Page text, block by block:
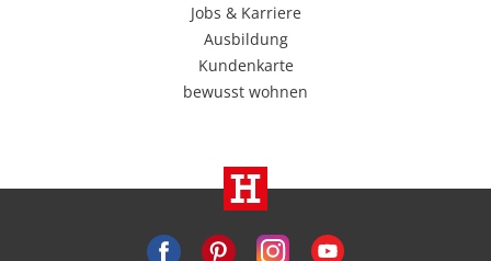
Jobs & Karriere
Ausbildung
Kundenkarte
bewusst wohnen